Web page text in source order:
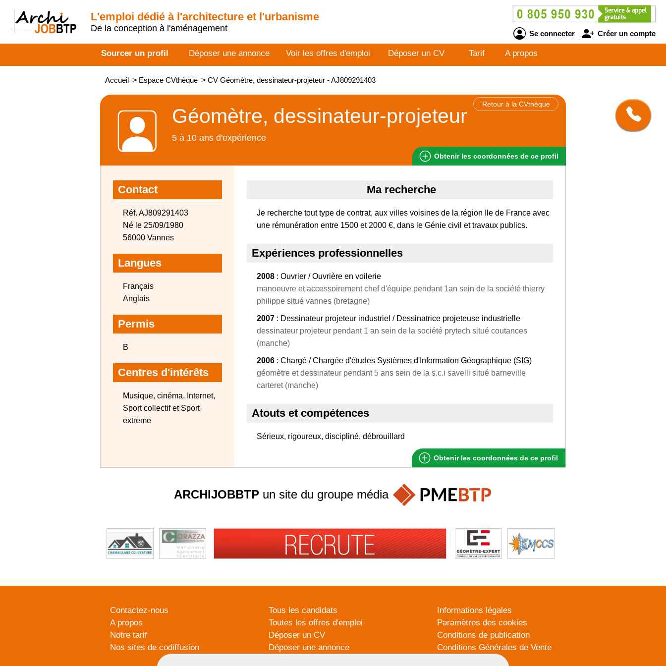
L'emploi dédié à l'architecture et l'urbanisme
De la conception à l'aménagement
Se connecter Créer un compte
Sourcer un profil Déposer une annonce Voir les offres d'emploi Déposer un CV Tarif A propos
Accueil > Espace CVthèque > CV Géomètre, dessinateur-projeteur - AJ809291403
Retour à la CVthèque
Géomètre, dessinateur-projeteur
5 à 10 ans d'expérience
Obtenir les coordonnées de ce profil
Contact
Réf. AJ809291403
Né le 25/09/1980
56000 Vannes
Langues
Français
Anglais
Permis
B
Centres d'intérêts
Musique, cinéma, Internet,
Sport collectif et Sport
extreme
Ma recherche
Je recherche tout type de contrat, aux villes voisines de la région Ile de France avec
une rémunération entre 1500 et 2000 €, dans le Génie civil et travaux publics.
Expériences professionnelles
2008 : Ouvrier / Ouvrière en voilerie
manoeuvre et accessoirement chef d'équipe pendant 1an sein de la société thierry
philippe situé vannes (bretagne)
2007 : Dessinateur projeteur industriel / Dessinatrice projeteuse industrielle
dessinateur projeteur pendant 1 an sein de la société prytech situé coutances
(manche)
2006 : Chargé / Chargée d'études Systèmes d'Information Géographique (SIG)
géomètre et dessinateur pendant 5 ans sein de la s.c.i savelli situé barneville
carteret (manche)
Atouts et compétences
Sérieux, rigoureux, discipliné, débrouillard
Obtenir les coordonnées de ce profil
ARCHIJOBBTPun site du groupe média
Contactez-nous
A propos
Notre tarif
Nos sites de codiffusion
Tous les candidats
Toutes les offres d'emploi
Déposer un CV
Déposer une annonce
Informations légales
Paramètres des cookies
Conditions de publication
Conditions Générales de Vente